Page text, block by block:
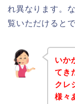
れ異なります。
覧いただけるとで
いか
てき
クレ
様々